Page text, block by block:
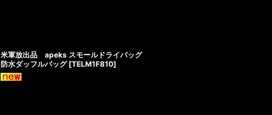
米軍放出品 apeks スモールドライバッグ
防水ダッフルバッグ [TELM1F810]